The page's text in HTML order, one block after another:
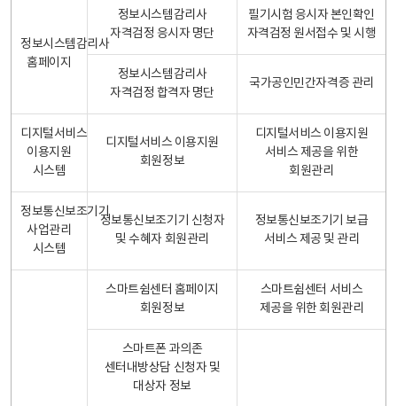
정보시스템감리사
홈페이지
정보시스템감리사
자격검정 응시자 명단
필기시험 응시자 본인확인
자격검정 원서접수 및 시행
정보시스템감리사
자격검정 합격자 명단
국가공인민간자격증 관리
디지털서비스
이용지원
시스템
디지털서비스 이용지원
회원정보
디지털서비스 이용지원
서비스 제공을 위한
회원관리
정보통신보조기기
사업관리
시스템
정보통신보조기기 신청자
및 수혜자 회원관리
정보통신보조기기 보급
서비스 제공 및 관리
스마트쉼센터 홈페이지
회원정보
스마트쉼센터 서비스
제공을 위한 회원관리
스마트폰 과의존
센터내방상담 신청자 및
대상자 정보